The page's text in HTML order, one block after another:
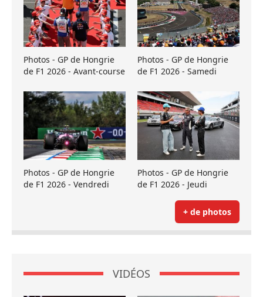
Photos - GP de Hongrie
de F1 2026 - Avant-course
Photos - GP de Hongrie
de F1 2026 - Samedi
Photos - GP de Hongrie
de F1 2026 - Vendredi
Photos - GP de Hongrie
de F1 2026 - Jeudi
+ de photos
VIDÉOS